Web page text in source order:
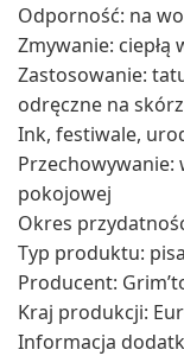
Odporność: na
Zmywanie: ciepłą
Zastosowanie:
odręczne na
Ink, festiwale,
pokojowej
Okres
Typ produktu:
Producent:
Kraj produkcji:
Informacja